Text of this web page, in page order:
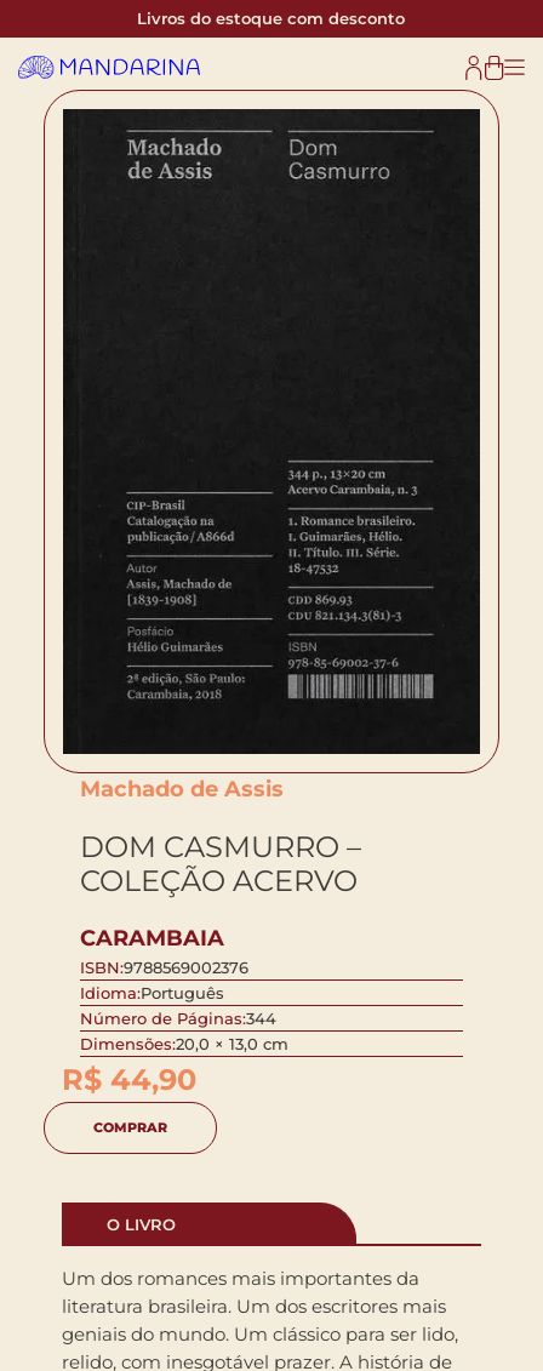
Livros do estoque com desconto
Machado de Assis
DOM CASMURRO –
COLEÇÃO ACERVO
CARAMBAIA
ISBN:9788569002376
Idioma:Português
Número de Páginas:344
Dimensões:20,0 × 13,0 cm
R$ 44,90
COMPRAR
O LIVRO
Um dos romances mais importantes da
literatura brasileira. Um dos escritores mais
geniais do mundo. Um clássico para ser lido,
relido, com inesgotável prazer. A história de